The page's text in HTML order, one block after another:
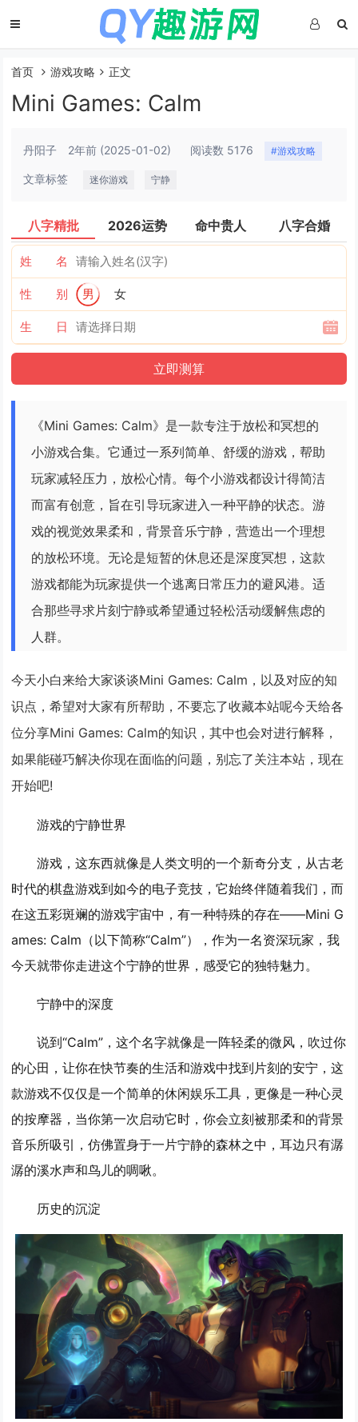
首页 游戏攻略 正文
Mini Games: Calm
丹阳子 2年前 (2025-01-02) 阅读数 5176 #游戏攻略
文章标签 迷你游戏 宁静
八字精批 2026运势 命中贵人 八字合婚
姓 名
性 别 男 女
生 日
《Mini Games: Calm》是一款专注于放松和冥想的
小游戏合集。它通过一系列简单、舒缓的游戏，帮助
玩家减轻压力，放松心情。每个小游戏都设计得简洁
而富有创意，旨在引导玩家进入一种平静的状态。游
戏的视觉效果柔和，背景音乐宁静，营造出一个理想
的放松环境。无论是短暂的休息还是深度冥想，这款
游戏都能为玩家提供一个逃离日常压力的避风港。适
合那些寻求片刻宁静或希望通过轻松活动缓解焦虑的
人群。
今天小白来给大家谈谈Mini Games: Calm，以及对应的知
识点，希望对大家有所帮助，不要忘了收藏本站呢今天给各
位分享Mini Games: Calm的知识，其中也会对进行解释，
如果能碰巧解决你现在面临的问题，别忘了关注本站，现在
开始吧!
游戏的宁静世界
游戏，这东西就像是人类文明的一个新奇分支，从古老
时代的棋盘游戏到如今的电子竞技，它始终伴随着我们，而
在这五彩斑斓的游戏宇宙中，有一种特殊的存在——Mini G
ames: Calm（以下简称“Calm”），作为一名资深玩家，我
今天就带你走进这个宁静的世界，感受它的独特魅力。
宁静中的深度
说到“Calm”，这个名字就像是一阵轻柔的微风，吹过你
的心田，让你在快节奏的生活和游戏中找到片刻的安宁，这
款游戏不仅仅是一个简单的休闲娱乐工具，更像是一种心灵
的按摩器，当你第一次启动它时，你会立刻被那柔和的背景
音乐所吸引，仿佛置身于一片宁静的森林之中，耳边只有潺
潺的溪水声和鸟儿的啁啾。
历史的沉淀